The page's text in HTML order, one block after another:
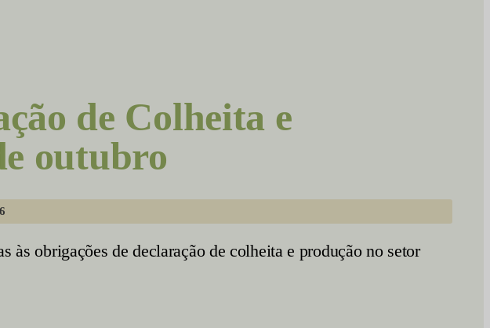
de Colheita e
outubro
às obrigações de declaração de colheita e produção no setor